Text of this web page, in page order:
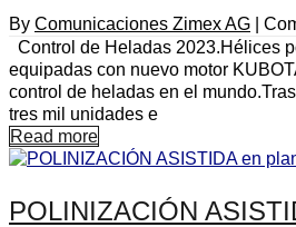
By Comunicaciones Zimex AG
Control de Heladas 2023.Hélices
equipadas con nuevo motor
control de heladas en el
tres mil unidades e
Read more
POLINIZACIÓN